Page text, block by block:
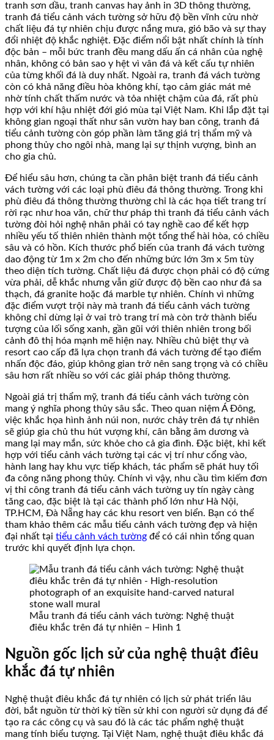
tranh sơn dầu, tranh canvas hay ảnh in 3D thông thường,
tranh đá tiểu cảnh vách tường sở hữu độ bền vĩnh cửu nhờ
chất liệu đá tự nhiên chịu được nắng mưa, gió bão và sự thay
đổi nhiệt độ khắc nghiệt. Đặc điểm nổi bật nhất chính là tính
độc bản – mỗi bức tranh đều mang dấu ấn cá nhân của nghệ
nhân, không có bản sao y hệt vì vân đá và kết cấu tự nhiên
của từng khối đá là duy nhất. Ngoài ra, tranh đá vách tường
còn có khả năng điều hòa không khí, tạo cảm giác mát mẻ
nhờ tính chất thấm nước và tỏa nhiệt chậm của đá, rất phù
hợp với khí hậu nhiệt đới gió mùa tại Việt Nam. Khi lắp đặt tại
không gian ngoại thất như sân vườn hay ban công, tranh đá
tiểu cảnh tường còn góp phần làm tăng giá trị thẩm mỹ và
phong thủy cho ngôi nhà, mang lại sự thịnh vượng, bình an
cho gia chủ.
Để hiểu sâu hơn, chúng ta cần phân biệt tranh đá tiểu cảnh
vách tường với các loại phù điêu đá thông thường. Trong khi
phù điêu đá thông thường thường chỉ là các họa tiết trang trí
rời rạc như hoa văn, chữ thư pháp thì tranh đá tiểu cảnh vách
tường đòi hỏi nghệ nhân phải có tay nghề cao để kết hợp
nhiều yếu tố thiên nhiên thành một tổng thể hài hòa, có chiều
sâu và có hồn. Kích thước phổ biến của tranh đá vách tường
dao động từ 1m x 2m cho đến những bức lớn 3m x 5m tùy
theo diện tích tường. Chất liệu đá được chọn phải có độ cứng
vừa phải, dễ khắc nhưng vẫn giữ được độ bền cao như đá sa
thạch, đá granite hoặc đá marble tự nhiên. Chính vì những
đặc điểm vượt trội này mà tranh đá tiểu cảnh vách tường
không chỉ dừng lại ở vai trò trang trí mà còn trở thành biểu
tượng của lối sống xanh, gần gũi với thiên nhiên trong bối
cảnh đô thị hóa mạnh mẽ hiện nay. Nhiều chủ biệt thự và
resort cao cấp đã lựa chọn tranh đá vách tường để tạo điểm
nhấn độc đáo, giúp không gian trở nên sang trọng và có chiều
sâu hơn rất nhiều so với các giải pháp thông thường.
Ngoài giá trị thẩm mỹ, tranh đá tiểu cảnh vách tường còn
mang ý nghĩa phong thủy sâu sắc. Theo quan niệm Á Đông,
việc khắc họa hình ảnh núi non, nước chảy trên đá tự nhiên
sẽ giúp gia chủ thu hút vượng khí, cân bằng âm dương và
mang lại may mắn, sức khỏe cho cả gia đình. Đặc biệt, khi kết
hợp với tiểu cảnh vách tường tại các vị trí như cổng vào,
hành lang hay khu vực tiếp khách, tác phẩm sẽ phát huy tối
đa công năng phong thủy. Chính vì vậy, nhu cầu tìm kiếm đơn
vị thi công tranh đá tiểu cảnh vách tường uy tín ngày càng
tăng cao, đặc biệt là tại các thành phố lớn như Hà Nội,
TP.HCM, Đà Nẵng hay các khu resort ven biển. Bạn có thể
tham khảo thêm các mẫu tiểu cảnh vách tường đẹp và hiện
đại nhất tại tiểu cảnh vách tường để có cái nhìn tổng quan
trước khi quyết định lựa chọn.
Mẫu tranh đá tiểu cảnh vách tường: Nghệ thuật
điêu khắc trên đá tự nhiên – Hình 1
Nguồn gốc lịch sử của nghệ thuật điêu
khắc đá tự nhiên
Nghệ thuật điêu khắc đá tự nhiên có lịch sử phát triển lâu
đời, bắt nguồn từ thời kỳ tiền sử khi con người sử dụng đá để
tạo ra các công cụ và sau đó là các tác phẩm nghệ thuật
mang tính biểu tượng. Tại Việt Nam, nghệ thuật điêu khắc đá